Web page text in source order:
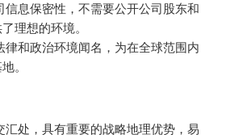
息保密性，不需要公开公司股东和
理想的环境。
和政治环境闻名，为在全球范围内
。
处，具有重要的战略地理优势，易